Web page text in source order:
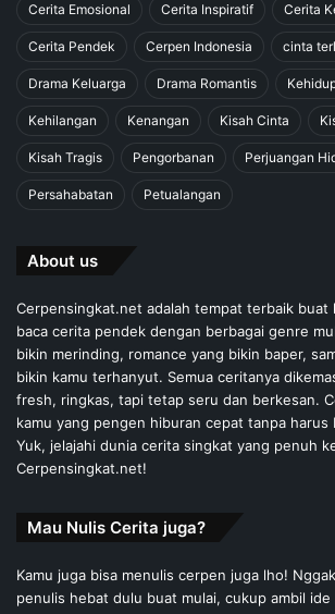
Cerita Emosional Cerita Inspiratif Cerita
Cerita Pendek Cerpen Indonesia cinta
Drama Keluarga Drama Romantis
Kehilangan Kenangan Kisah Cinta
Kisah Tragis Pengorbanan Perjuangan
Persahabatan Petualangan
About us
Cerpensingkat.net adalah tempat terbaik buat
baca cerita pendek dengan berbagai genre
bikin merinding, romance yang bikin baper,
bikin kamu terhanyut. Semua ceritanya
fresh, ringkas, tapi tetap seru dan berkesan.
kamu yang pengen hiburan cepat tanpa harus
Yuk, jelajahi dunia cerita singkat yang penuh
Cerpensingkat.net!
Mau Nulis Cerita juga?
Kamu juga bisa menulis cerpen juga lho!
penulis hebat dulu buat mulai, cukup ambil